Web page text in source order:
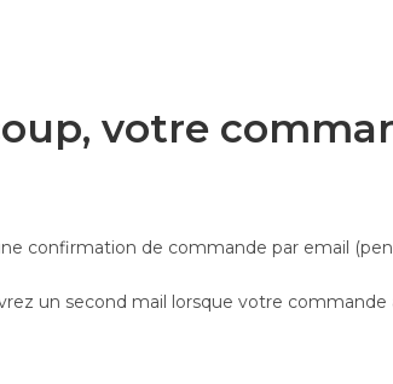
votre
confirmation de commande par email
un second mail lorsque votre commande